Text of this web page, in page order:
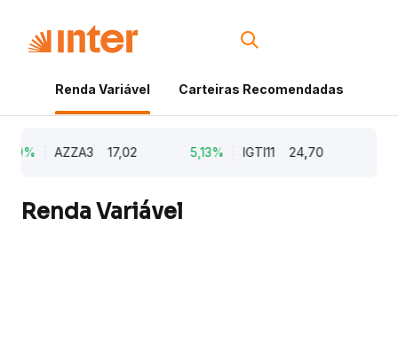
Renda Variável Carteiras Recomendadas
AZZA3 17,02 5,13% IGTI11 24,70
Renda Variável